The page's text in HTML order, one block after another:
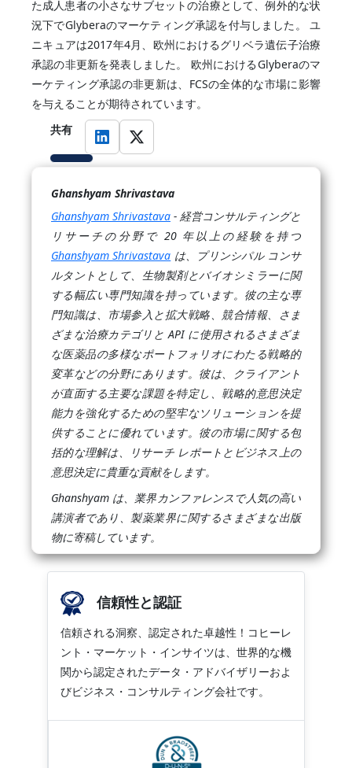
た成人患者の小さなサブセットの治療として、例外的な状
況下でGlyberaのマーケティング承認を付与しました。 ユ
ニキュアは2017年4月、欧州におけるグリベラ遺伝子治療
承認の非更新を発表しました。 欧州におけるGlyberaのマ
ーケティング承認の非更新は、FCSの全体的な市場に影響
を与えることが期待されています。
共有
Ghanshyam Shrivastava
Ghanshyam Shrivastava - 経営コンサルティングと
リサーチの分野で 20 年以上の経験を持つ
Ghanshyam Shrivastava は、プリンシパル コンサ
ルタントとして、生物製剤とバイオシミラーに関
する幅広い専門知識を持っています。彼の主な専
門知識は、市場参入と拡大戦略、競合情報、さま
ざまな治療カテゴリと API に使用されるさまざま
な医薬品の多様なポートフォリオにわたる戦略的
変革などの分野にあります。彼は、クライアント
が直面する主要な課題を特定し、戦略的意思決定
能力を強化するための堅牢なソリューションを提
供することに優れています。彼の市場に関する包
括的な理解は、リサーチ レポートとビジネス上の
意思決定に貴重な貢献をします。
Ghanshyam は、業界カンファレンスで人気の高い
講演者であり、製薬業界に関するさまざまな出版
物に寄稿しています。
信頼性と認証
信頼される洞察、認定された卓越性！コヒーレ
ント・マーケット・インサイツは、世界的な機
関から認定されたデータ・アドバイザリーおよ
びビジネス・コンサルティング会社です。